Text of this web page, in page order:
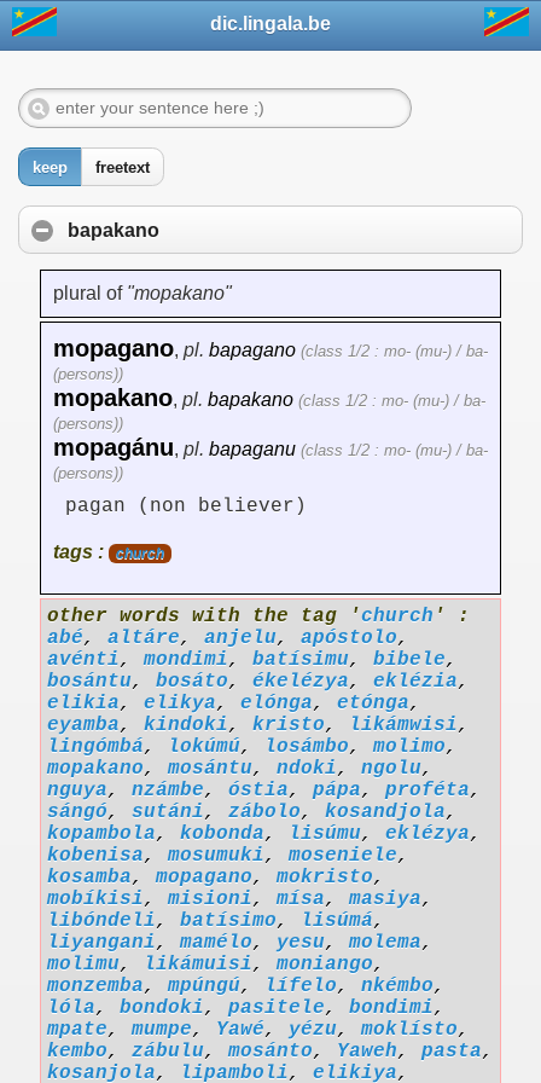
dic.lingala.be
keep freetext
bapakano
plural of "mopakano"
mopagano, pl. bapagano (class 1/2 : mo- (mu-) / ba-
(persons))
mopakano, pl. bapakano (class 1/2 : mo- (mu-) / ba-
(persons))
mopagánu, pl. bapaganu (class 1/2 : mo- (mu-) / ba-
(persons))
pagan (non believer)
tags : church
other words with the tag 'church ' :
abé, altáre, anjelu, apóstolo,
avénti,mondimi, batísimu, bibele,
bosántu, bosáto, ékelézya, eklézia,
elikia, elikya, elónga, etónga,
eyamba, kindoki, kristo, likámwisi,
lingómbá, lokúmú, losámbo,molimo,
mopakano,mosántu, ndoki, ngolu,
nguya, nzámbe, óstia, pápa, proféta,
sángó, sutáni, zábolo, kosandjola,
kopambola, kobonda, lisúmu, eklézya,
kobenisa,mosumuki,moseniele,
kosamba,mopagano,mokristo,
mobíkisi,misioni,mísa,masiya,
libóndeli, batísimo, lisúmá,
liyangani,mamélo, yesu,molema,
molimu, likámuisi,moniango,
monzemba,mpúngú, lífelo, nkémbo,
lóla, bondoki, pasitele, bondimi,
mpate,mumpe, Yawé, yézu,moklísto,
kembo, zábulu,mosánto, Yaweh, pasta,
kosanjola, lipamboli, elikiya,